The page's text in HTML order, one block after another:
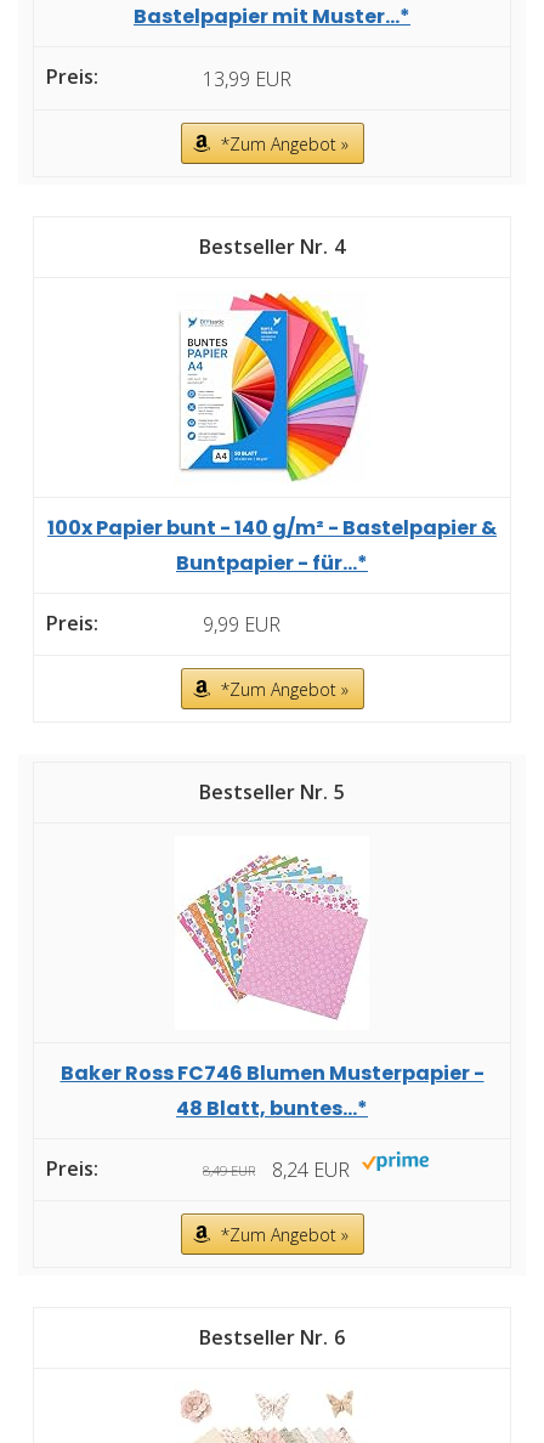
Bastelpapier mit Muster...*
13,99 EUR
*Zum Angebot »
4
100x Papier bunt - 140 g/m² - Bastelpapier &
Buntpapier - für...*
9,99 EUR
*Zum Angebot »
5
Baker Ross FC746 Blumen Musterpapier -
48 Blatt, buntes...*
8,49 EUR 8,24 EUR
*Zum Angebot »
6